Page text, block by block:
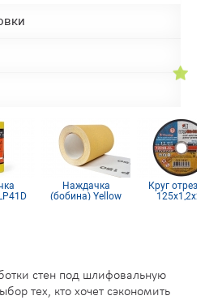
Наждачка
(бобина) Yellow
Круг
стен под шлифовальную
тех, кто хочет сэкономить